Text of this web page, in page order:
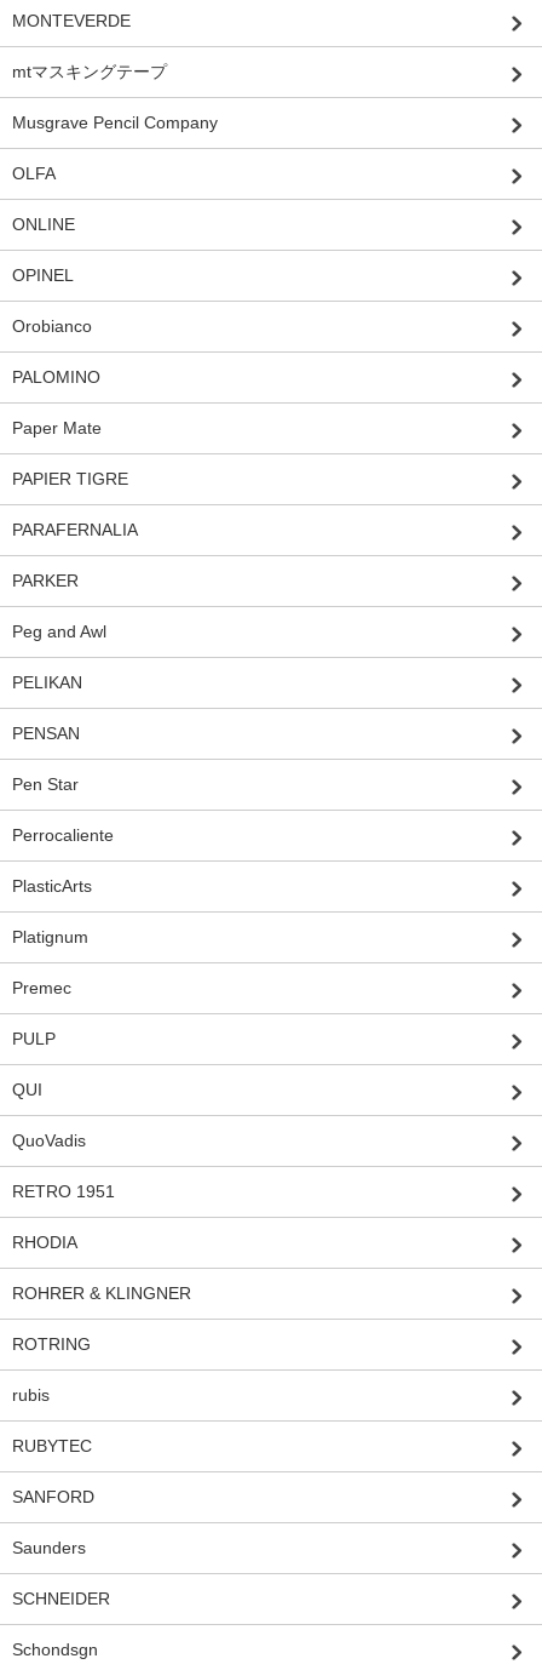
MONTEVERDE
mtマスキングテープ
Musgrave Pencil Company
OLFA
ONLINE
OPINEL
Orobianco
PALOMINO
Paper Mate
PAPIER TIGRE
PARAFERNALIA
PARKER
Peg and Awl
PELIKAN
PENSAN
Pen Star
Perrocaliente
PlasticArts
Platignum
Premec
PULP
QUI
QuoVadis
RETRO 1951
RHODIA
ROHRER & KLINGNER
ROTRING
rubis
RUBYTEC
SANFORD
Saunders
SCHNEIDER
Schondsgn